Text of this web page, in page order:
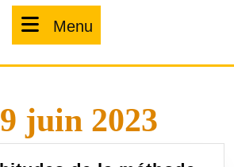
Menu
juin 2023